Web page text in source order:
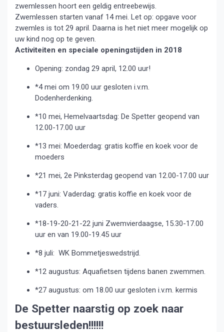
zwemlessen hoort een geldig entreebewijs.
Zwemlessen starten vanaf 14 mei. Let op: opgave voor
zwemles is tot 29 april. Daarna is het niet meer mogelijk op
uw kind nog op te geven.
Activiteiten en speciale openingstijden in 2018
Opening: zondag 29 april, 12.00 uur!
*4 mei om 19.00 uur gesloten i.v.m.
Dodenherdenking.
*10 mei, Hemelvaartsdag: De Spetter geopend van
12.00-17.00 uur
*13 mei: Moederdag: gratis koffie en koek voor de
moeders
*21 mei, 2e Pinksterdag geopend van 12.00-17.00 uur
*17 juni: Vaderdag: gratis koffie en koek voor de
vaders.
*18-19-20-21-22 juni Zwemvierdaagse, 15.30-17.00
uur en van 19.00-19.45 uur
*8 juli: WK Bommetjeswedstrijd.
*12 augustus: Aquafietsen tijdens banen zwemmen.
*27 augustus: om 18.00 uur gesloten i.v.m. kermis
De Spetter naarstig op zoek naar
bestuursleden!!!!!!